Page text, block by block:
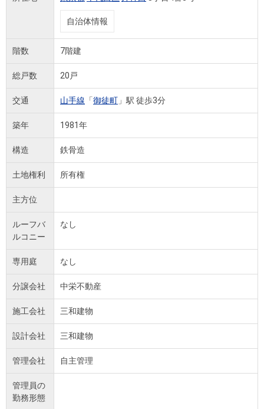
自治体情報
階数 7階建
総戸数 20戸
交通 山手線 「御徒町 」駅 徒歩3分
築年 1981年
構造 鉄骨造
土地権利 所有権
主方位
ルーフバ
ルコニー
なし
専用庭 なし
分譲会社 中栄不動産
施工会社 三和建物
設計会社 三和建物
管理会社 自主管理
管理員の
勤務形態